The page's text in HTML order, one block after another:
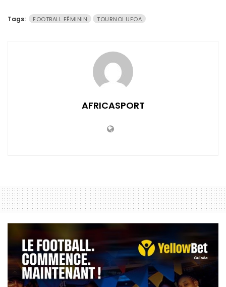
Tags: FOOTBALL FÉMININ TOURNOI UFOA
AFRICASPORT